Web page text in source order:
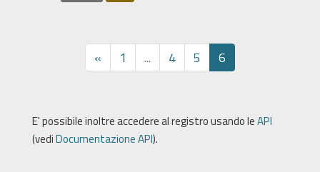
« 1 ... 4 5 6
E' possibile inoltre accedere al registro usando leAPI
(vediDocumentazione API).